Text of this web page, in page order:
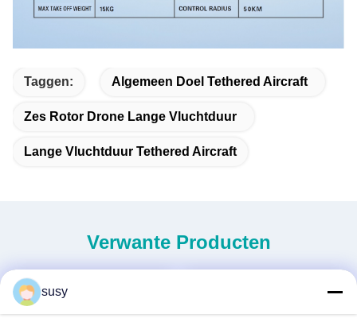
Taggen: Algemeen Doel Tethered Aircraft
Zes Rotor Drone Lange Vluchtduur
Lange Vluchtduur Tethered Aircraft
Verwante Producten
susy